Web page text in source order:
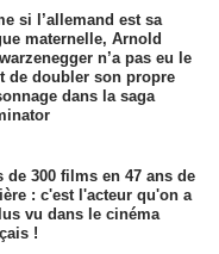
si l’allemand est sa
maternelle, Arnold
n’a pas eu le
de doubler son propre
dans la saga
de 300 films en 47 ans de
: c'est l'acteur qu'on a
vu dans le cinéma
!